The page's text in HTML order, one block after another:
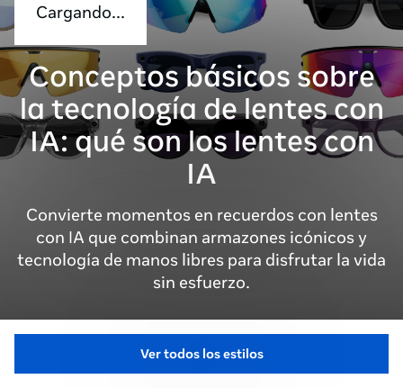
Conceptos básicos sobre
la tecnología de lentes con
IA: qué son los lentes con
IA
Convierte momentos en recuerdos con lentes
con IA que combinan armazones icónicos y
tecnología de manos libres para disfrutar la vida
sin esfuerzo.
Ver todos los estilos
Cargando...